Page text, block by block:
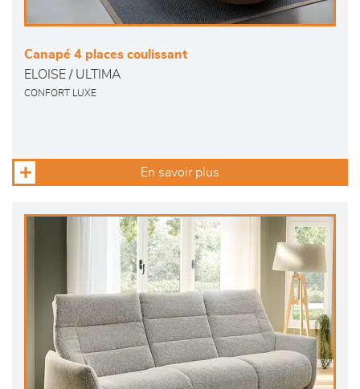
Canapé 4 places coulissant
ELOISE / ULTIMA
CONFORT LUXE
En savoir plus